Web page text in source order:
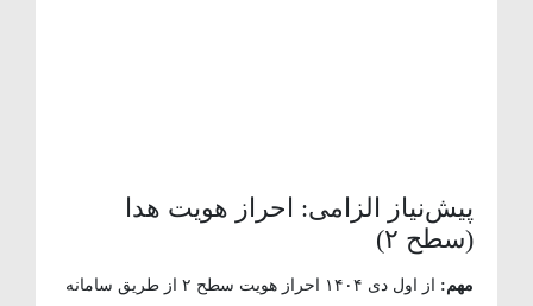
پیش‌نیاز الزامی: احراز هویت هدا
(سطح ۲)
مهم: از اول دی ۱۴۰۴ احراز هویت سطح ۲ از طریق سامانه